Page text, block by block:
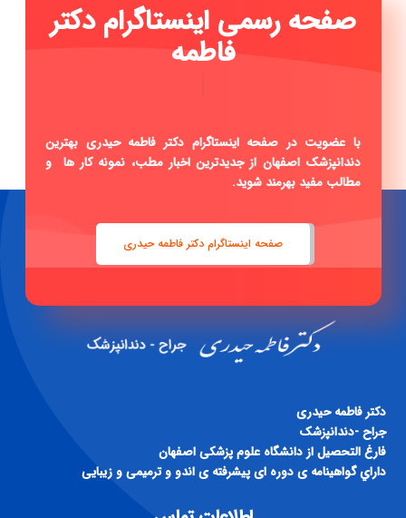
صفحه رسم|
صفحه اینستاگرام دکتر فاطمه حیدری
دكتر فاطمه حيدری
داراي گواهينامه ی دوره ای پيشرفته ی اندو و ترميمی و زيبايی
اطلاعات تماس